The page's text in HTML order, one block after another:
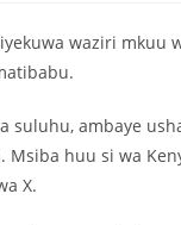
waziri mkuu
suluhu, ambaye
huu si wa
X.